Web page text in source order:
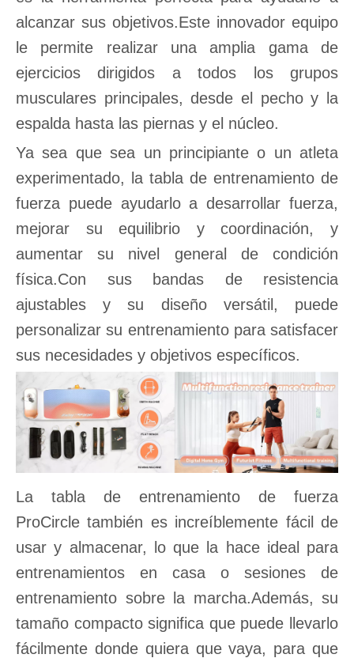
alcanzar sus objetivos.Este innovador equipo
le permite realizar una amplia gama de
ejercicios dirigidos a todos los grupos
musculares principales, desde el pecho y la
espalda hasta las piernas y el núcleo.
Ya sea que sea un principiante o un atleta
experimentado, la tabla de entrenamiento de
fuerza puede ayudarlo a desarrollar fuerza,
mejorar su equilibrio y coordinación, y
aumentar su nivel general de condición
física.Con sus bandas de resistencia
ajustables y su diseño versátil, puede
personalizar su entrenamiento para satisfacer
sus necesidades y objetivos específicos.
La tabla de entrenamiento de fuerza
ProCircle también es increíblemente fácil de
usar y almacenar, lo que la hace ideal para
entrenamientos en casa o sesiones de
entrenamiento sobre la marcha.Además, su
tamaño compacto significa que puede llevarlo
fácilmente donde quiera que vaya, para que